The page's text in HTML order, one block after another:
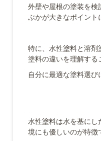
外壁や屋根の塗装を
ぶかが大きなポイント
特に、水性塗料と溶
塗料の違いを理解する
自分に最適な塗料選び
水性塗料は水を基に
境にも優しいのが特徴